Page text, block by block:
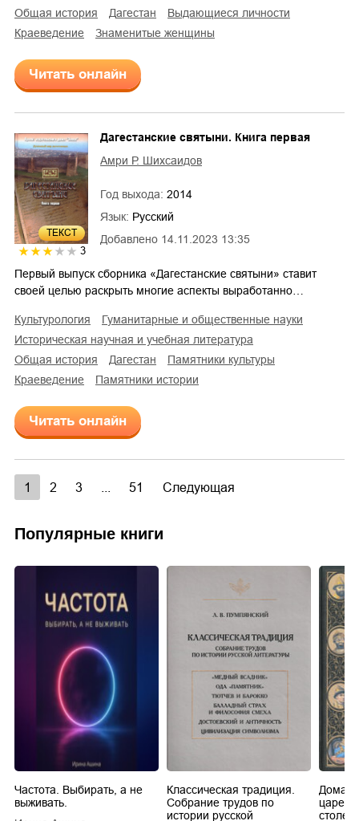
общая история
Дагестан
выдающиеся личности
краеведение
знаменитые женщины
Читать онлайн
ТЕКСТ
3
Добавлено 14.11.2023 13:35
Дагестанские святыни. Книга первая
Амри Р. Шихсаидов
Год выхода: 2014
Язык: Русский
Первый выпуск сборника «Дагестанские святыни» ставит
своей целью раскрыть многие аспекты выработанно…
культурология
гуманитарные и общественные науки
историческая научная и учебная литература
общая история
Дагестан
памятники культуры
краеведение
памятники истории
Читать онлайн
1 2 3 51 Следующая
Популярные книги
Частота. Выбирать, а не
выживать.
Классическая традиция.
Собрание трудов по
истории русской
царей